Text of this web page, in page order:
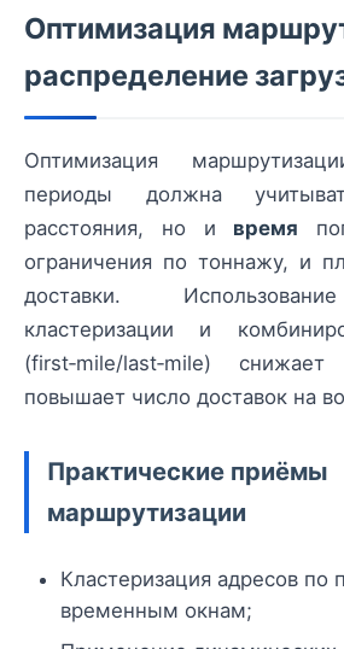
Оптимизация
распределение
Оптимизация
периоды должна
расстояния, но и время
ограничения по тоннажу, и
доставки.
кластеризации и
(first‑mile/last‑mile)
повышает число доставок на
Практические приёмы
маршрутизации
Кластеризация адресов по
временным окнам;